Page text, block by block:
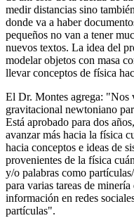
medir distancias sino
donde va a haber
pequeños no van a tener
nuevos textos. La idea del
modelar objetos con masa
llevar conceptos de física
El Dr. Montes agrega: "Nos
gravitacional newtoniano
Está aprobado para dos
avanzar más hacia la física
hacia conceptos e ideas de
provenientes de la física
y/o palabras como
para varias tareas de
información en redes
partículas".